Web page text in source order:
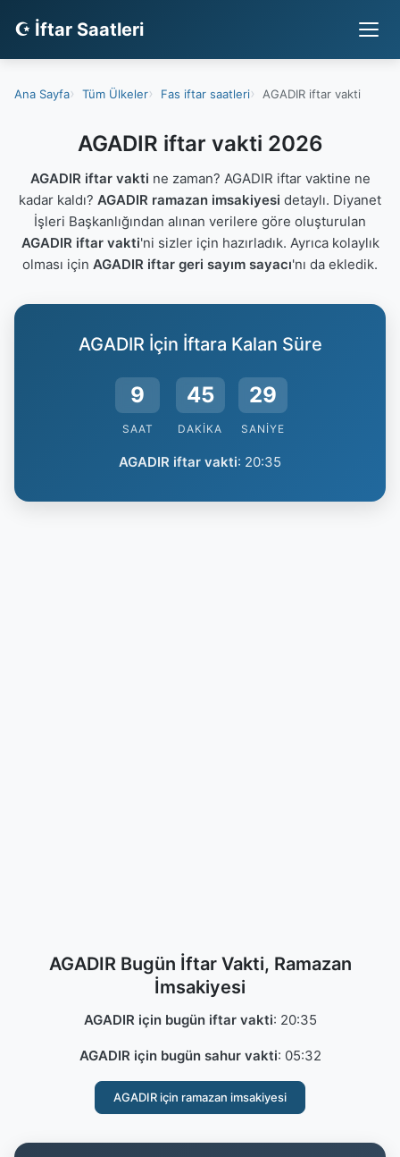
☪ İftar Saatleri
Ana Sayfa Tüm Ülkeler Fas iftar saatleri AGADIR iftar vakti
AGADIR iftar vakti 2026
AGADIR iftar vakti ne zaman? AGADIR iftar vaktine ne
kadar kaldı? AGADIR ramazan imsakiyesi detaylı. Diyanet
İşleri Başkanlığından alınan verilere göre oluşturulan
AGADIR iftar vakti'ni sizler için hazırladık. Ayrıca kolaylık
olması için AGADIR iftar geri sayım sayacı'nı da ekledik.
AGADIR İçin İftara Kalan Süre
9
SAAT
45
DAKIKA
28
SANIYE
AGADIR iftar vakti: 20:35
AGADIR Bugün İftar Vakti, Ramazan
İmsakiyesi
AGADIR için bugün iftar vakti: 20:35
AGADIR için bugün sahur vakti: 05:32
AGADIR için ramazan imsakiyesi